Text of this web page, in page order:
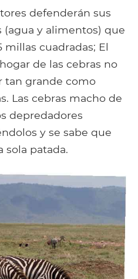
defenderán sus
y alimentos) que
millas cuadradas; El
de las cebras no
tan grande como
Las cebras macho de
depredadores
y se sabe que
sola patada.